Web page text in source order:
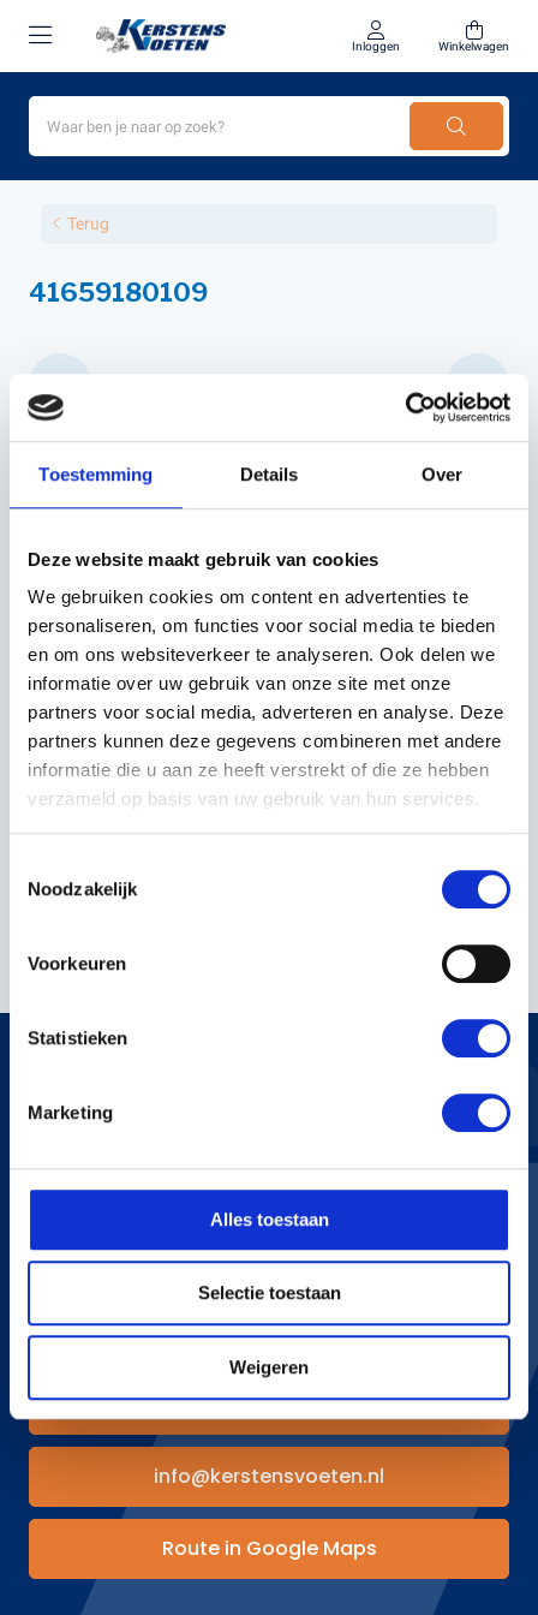
Toestemming Details Over
Deze website maakt gebruik van cookies
We gebruiken cookies om content en advertenties te
personaliseren, om functies voor social media te bieden
en om ons websiteverkeer te analyseren. Ook delen we
informatie over uw gebruik van onze site met onze
partners voor social media, adverteren en analyse. Deze
partners kunnen deze gegevens combineren met andere
informatie die u aan ze heeft verstrekt of die ze hebben
verzameld op basis van uw gebruik van hun services.
Noodzakelijk
Voorkeuren
Statistieken
Marketing
Alles toestaan
Selectie toestaan
Weigeren
Inloggen Winkelwagen
Terug
41659180109
€34,57
In winkelwagen
EIGENSCHAPPEN
Bredaseweg 255
4705 RN Roosendaal
+31 165 534 222
info@kerstensvoeten.nl
CONTACT
+31 165 534 222
info@kerstensvoeten.nl
Route in Google Maps